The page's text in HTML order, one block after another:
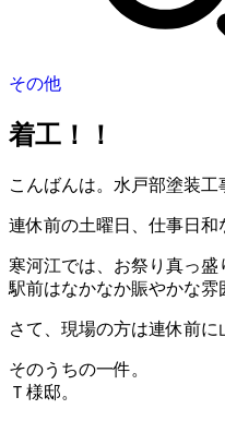
その他
着工！！
こんばんは。水戸部塗装工
連休前の土曜日、仕事日
寒河江では、お祭り真っ盛
駅前はなかなか賑やかな
さて、現場の方は連休前
そのうちの一件。
Ｔ様邸。